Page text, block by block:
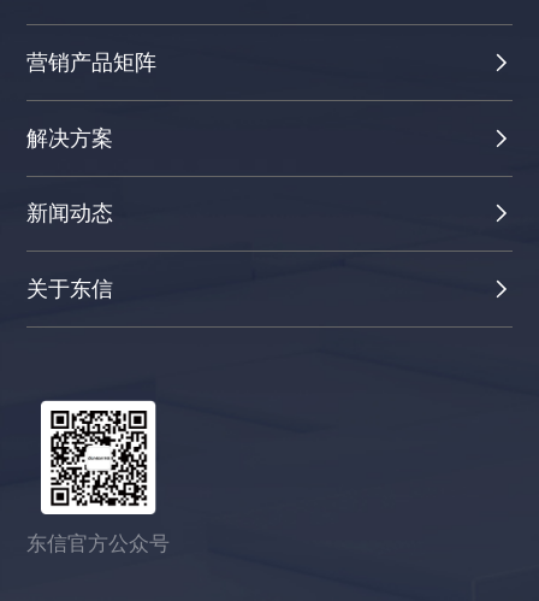
营销产品矩阵
解决方案
新闻动态
关于东信
东信官方公众号